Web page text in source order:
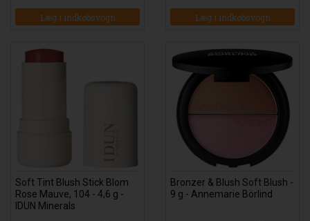
Soft Tint Blush Stick Blom
Rose Mauve, 104 - 4,6 g -
IDUN Minerals
Bronzer & Blush Soft Blush -
9 g - Annemarie Börlind